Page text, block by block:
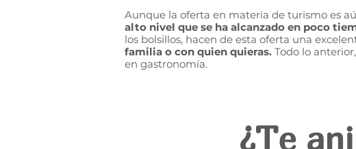
Aunque la oferta en materia de turismo es
alto nivel que se ha alcanzado en poco
los bolsillos, hacen de esta oferta una
familia o con quien quieras. Todo lo
en gastronomía.
¿Te